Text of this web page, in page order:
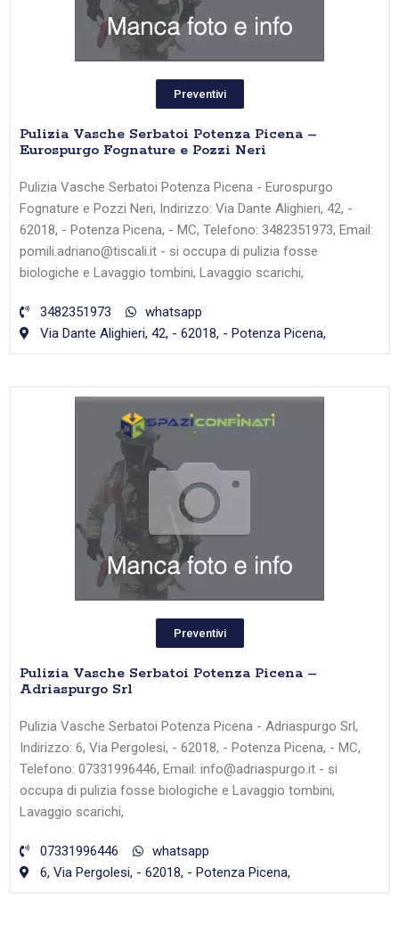
Preventivi
Pulizia Vasche Serbatoi Potenza Picena –
Eurospurgo Fognature e Pozzi Neri
Pulizia Vasche Serbatoi Potenza Picena - Eurospurgo
Fognature e Pozzi Neri, Indirizzo: Via Dante Alighieri, 42, -
62018, - Potenza Picena, - MC, Telefono: 3482351973, Email:
pomili.adriano@tiscali.it - si occupa di pulizia fosse
biologiche e Lavaggio tombini, Lavaggio scarichi,
3482351973
whatsapp
Via Dante Alighieri, 42, - 62018, - Potenza Picena,
Preventivi
Pulizia Vasche Serbatoi Potenza Picena –
Adriaspurgo Srl
Pulizia Vasche Serbatoi Potenza Picena - Adriaspurgo Srl,
Indirizzo: 6, Via Pergolesi, - 62018, - Potenza Picena, - MC,
Telefono: 07331996446, Email: info@adriaspurgo.it - si
occupa di pulizia fosse biologiche e Lavaggio tombini,
Lavaggio scarichi,
07331996446
whatsapp
6, Via Pergolesi, - 62018, - Potenza Picena,